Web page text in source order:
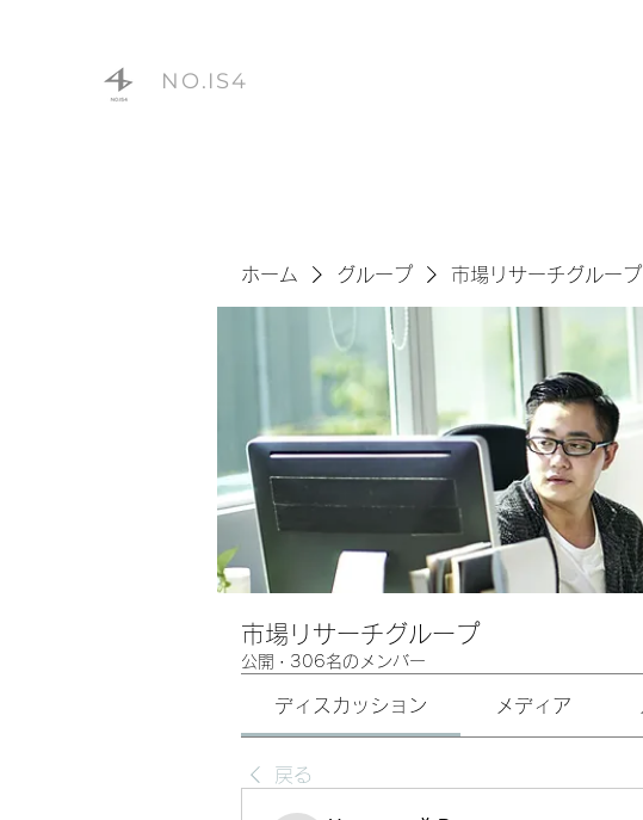
NO.IS4
ホーム グループ 市場リサーチグループ
市場リサーチグループ
公開 · 306名のメンバー
ディスカッション メディア
戻る